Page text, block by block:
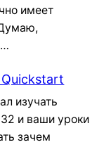
имеет
изучать
и ваши уроки
зачем